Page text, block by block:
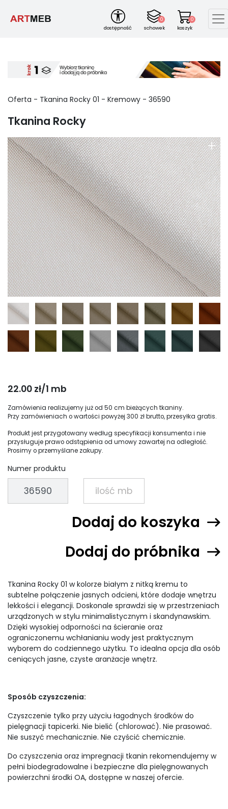
dostępność
0
schowek
0
koszyk
Oferta - Tkanina Rocky 01 - Kremowy - 36590
Tkanina Rocky
+
22.00 zł/1 mb
Zamówienia realizujemy już od 50 cm bieżących tkaniny.
Przy zamówieniach o wartości powyżej 300 zł brutto, przesyłka gratis.
Produkt jest przygotowany według specyfikacji konsumenta i nie
przysługuje prawo odstąpienia od umowy zawartej na odległość.
Prosimy o przemyślane zakupy.
Numer produktu
Dodaj do koszyka
Dodaj do próbnika
Tkanina Rocky 01 w kolorze białym z nitką kremu to
subtelne połączenie jasnych odcieni, które dodaje wnętrzu
lekkości i elegancji. Doskonale sprawdzi się w przestrzeniach
urządzonych w stylu minimalistycznym i skandynawskim.
Dzięki wysokiej odporności na ścieranie oraz
ograniczonemu wchłanianiu wody jest praktycznym
wyborem do codziennego użytku. To idealna opcja dla osób
ceniących jasne, czyste aranżacje wnętrz.
Sposób czyszczenia:
Czyszczenie tylko przy użyciu łagodnych środków do
pielęgnacji tapicerki. Nie bielić (chlorować). Nie prasować.
Nie suszyć mechanicznie. Nie czyścić chemicznie.
Do czyszczenia oraz impregnacji tkanin rekomendujemy w
pełni biodegradowalne i bezpieczne dla pielęgnowanych
powierzchni środki OA, dostępne w naszej ofercie.